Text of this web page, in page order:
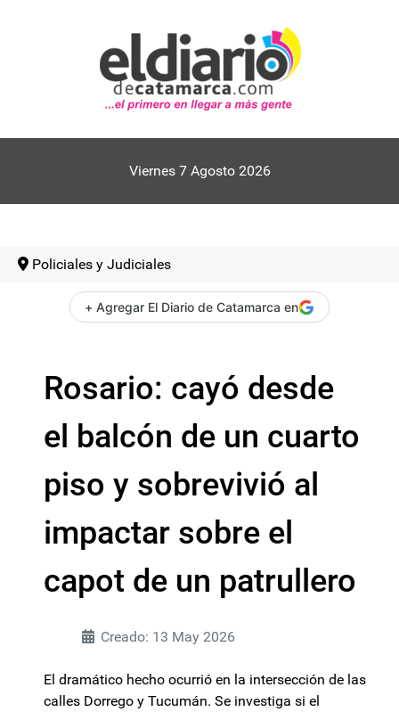
Viernes 7 Agosto 2026
Policiales y Judiciales
+ Agregar El Diario de Catamarca en
Rosario: cayó desde
el balcón de un cuarto
piso y sobrevivió al
impactar sobre el
capot de un patrullero
Creado: 13 May 2026
El dramático hecho ocurrió en la intersección de las
calles Dorrego y Tucumán. Se investiga si el